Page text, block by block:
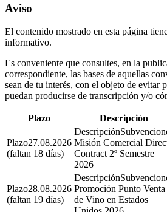
Aviso
El contenido mostrado en esta página
informativo.
Es conveniente que consultes, en la
correspondiente, las bases de aquellas
sean de tu interés, con el objeto de evitar
puedan producirse de transcripción y/o
Plazo Descripción
27.08.2026
(faltan 18 días)
Misión Comercial
Contract 2º Semestre
2026
28.08.2026
(faltan 19 días)
Promoción Punto Venta
de Vino en Estados